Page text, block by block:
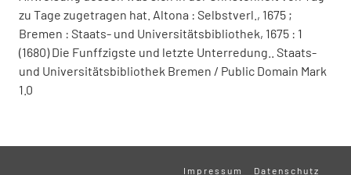
zu Tage zugetragen hat. Altona : Selbstverl., 1675 ;
Bremen : Staats- und Universitätsbibliothek, 1675 : 1
(1680) Die Funffzigste und letzte Unterredung.. Staats-
und Universitätsbibliothek Bremen / Public Domain Mark
1.0
Impressum Datenschutz